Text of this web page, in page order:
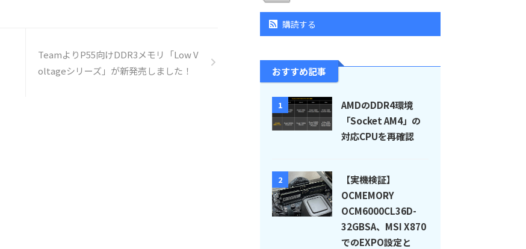
TeamよりP55向けDDR3メモリ「Low V
oltageシリーズ」が新発売しました！
購読する
おすすめ記事
1
AMDのDDR4環境
「Socket AM4」の
対応CPUを再確認
2
【実機検証】
OCMEMORY
OCM6000CL36D-
32GBSA、MSI X870
でのEXPO設定と